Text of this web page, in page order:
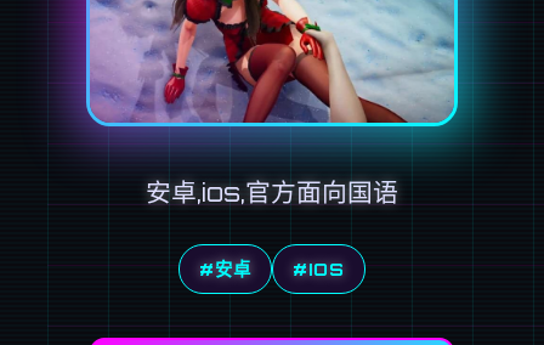
安卓,ios,官方面向国语
#安卓 #IOS